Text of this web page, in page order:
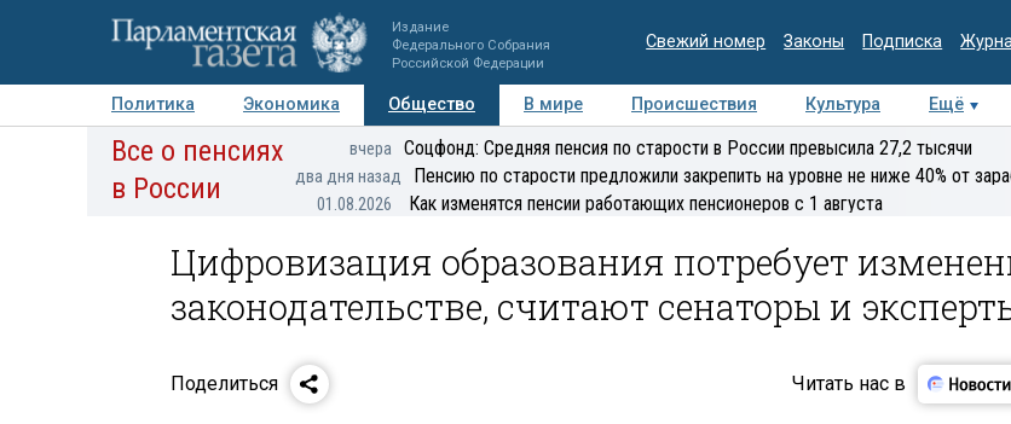
Издание
Федерального Собрания
Российской Федерации
Свежий номер Законы Подписка
Политика Экономика Общество В мире Происшествия Культура Ещё
Авторы Персоны Мнения Регионы Медиацентр Интервью Колумнисты
Все о пенсиях
в России
вчера Соцфонд: Средняя пенсия по старости в России превысила 27,2 тысячи
два дня назад Пенсию по старости предложили закрепить на уровне не ниже 40% от
01.08.2026 Как изменятся пенсии работающих пенсионеров с 1 августа
Цифровизация образования потребует
законодательстве, считают сенаторы и
Поделиться Читать нас в